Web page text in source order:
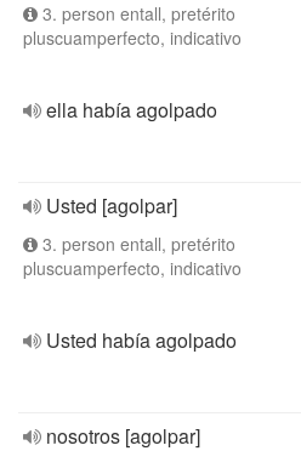
3. person entall, pretérito
pluscuamperfecto, indicativo
ella había agolpado
Usted [agolpar]
3. person entall, pretérito
pluscuamperfecto, indicativo
Usted había agolpado
nosotros [agolpar]